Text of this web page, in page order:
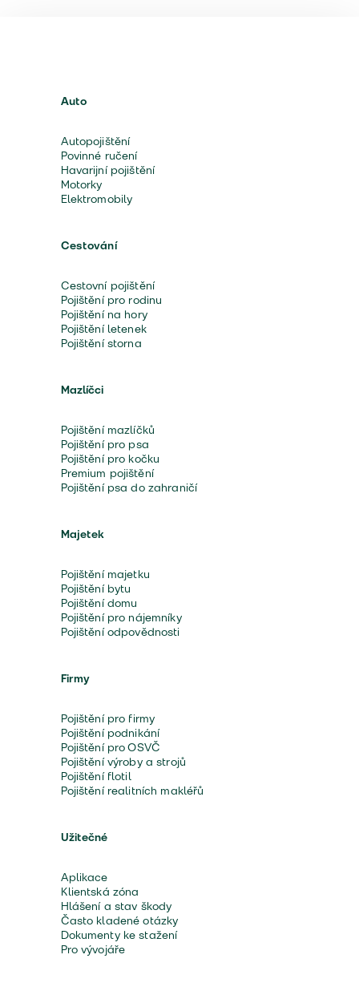
Auto
Autopojištění
Povinné ručení
Havarijní pojištění
Motorky
Elektromobily
Cestování
Cestovní pojištění
Pojištění pro rodinu
Pojištění na hory
Pojištění letenek
Pojištění storna
Mazlíčci
Pojištění mazlíčků
Pojištění pro psa
Pojištění pro kočku
Premium pojištění
Pojištění psa do zahraničí
Majetek
Pojištění majetku
Pojištění bytu
Pojištění domu
Pojištění pro nájemníky
Pojištění odpovědnosti
Firmy
Pojištění pro firmy
Pojištění podnikání
Pojištění pro OSVČ
Pojištění výroby a strojů
Pojištění flotil
Pojištění realitních makléřů
Užitečné
Aplikace
Klientská zóna
Hlášení a stav škody
Často kladené otázky
Dokumenty ke stažení
Pro vývojáře